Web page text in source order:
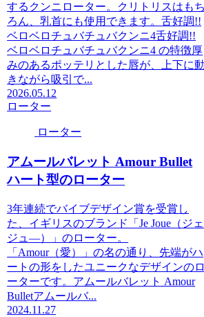
するクンニローター。クリトリスはもち
ろん、乳首にも使用できます。舌好調!!
ベロベロチュバチュバクンニ4舌好調!!
ベロベロチュバチュバクンニ4 の特徴厚
みのあるポッテリとした唇が、上下に動
きながら吸引で...
2026.05.12
ローター
ローター
アムールバレット Amour Bullet
ハート型のローター
3年連続でバイブデザイン賞を受賞し
た、イギリスのブランド「Je Joue（ジェ
ジュ―）」のローター。
「Amour（愛）」の名の通り、先端がハ
ートの形をしたユニークなデザインのロ
ーターです。アムールバレット Amour
Bulletアムールバ...
2024.11.27